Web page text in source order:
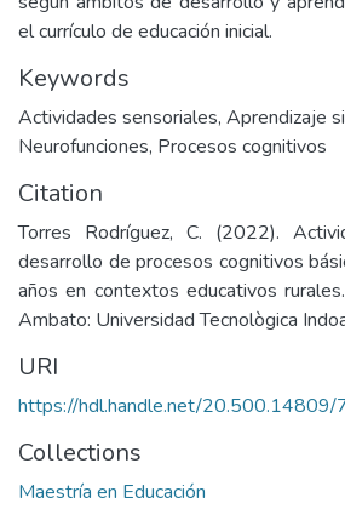
el currículo de educación inicial.
Keywords
Actividades sensoriales, Aprendizaje
Neurofunciones, Procesos cognitivos
Citation
Torres Rodríguez, C. (2022).
desarrollo de procesos cognitivos
años en contextos educativos
Ambato: Universidad Tecnològica
URI
https://hdl.handle.net/20.500.14809/
Collections
Maestría en Educación